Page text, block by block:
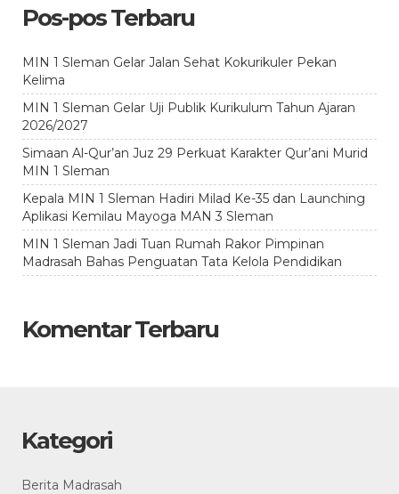
Pos-pos Terbaru
MIN 1 Sleman Gelar Jalan Sehat Kokurikuler Pekan
Kelima
MIN 1 Sleman Gelar Uji Publik Kurikulum Tahun Ajaran
2026/2027
Simaan Al-Qur’an Juz 29 Perkuat Karakter Qur’ani Murid
MIN 1 Sleman
Kepala MIN 1 Sleman Hadiri Milad Ke-35 dan Launching
Aplikasi Kemilau Mayoga MAN 3 Sleman
MIN 1 Sleman Jadi Tuan Rumah Rakor Pimpinan
Madrasah Bahas Penguatan Tata Kelola Pendidikan
Komentar Terbaru
Kategori
Berita Madrasah